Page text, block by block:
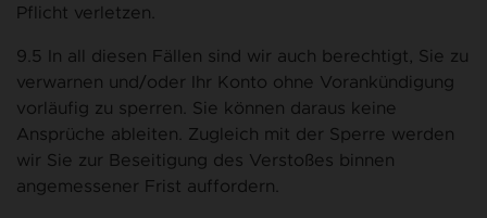
Pflicht verletzen.
9.5 In all diesen Fällen sind wir auch berechtigt, Sie zu
verwarnen und/oder Ihr Konto ohne Vorankündigung
vorläufig zu sperren. Sie können daraus keine
Ansprüche ableiten. Zugleich mit der Sperre werden
wir Sie zur Beseitigung des Verstoßes binnen
angemessener Frist auffordern.